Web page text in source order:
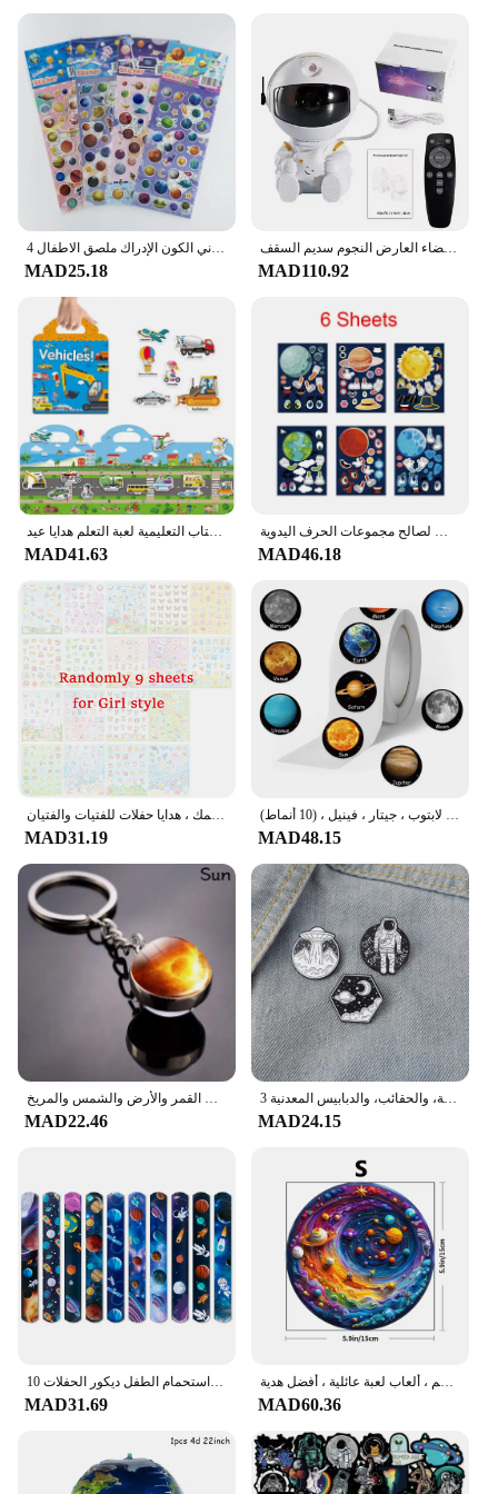
conversation starter that can be used for a variety of
occasions, from family gatherings to romantic
evenings. Its adaptable nature means it can be set up
in any room, from a child's bedroom to a cozy living
room, and it's a perfect gift for those who appreciate
the beauty of the cosmos. With its wholesale and
vendor options, it's also an excellent choice for
businesses looking to offer a unique and captivating
experience to their customers.
4 أوراق/مجموعة كوكب الفضاء الكوني الكون الإدراك ملصق الاطفال DIY 3D فقاعة رغوة سكرابوكينغ ملصقات للأطفال الأولاد هدية
MAD25.18
نجمة العارض غالاكسي ليلة ضوء رائد الفضاء الفضاء العارض النجوم سديم السقف LED مصباح لغرفة النوم ديكور المنزل الاطفال هدية
MAD110.92
قابلة لإعادة الاستخدام ملصق كتب اللعب ثلاثية الأبعاد واضحة الحيوان المركبات الفضائية ديناصور ملصق كتاب التعليمية لعبة التعلم هدايا عيد
MAD41.63
ملصقات على شكل كوكب فضائي من 6-24 ورقة للأطفال بتصميم وجه غريب على شكل صاروخ نظام شمسي لتقوم بها بنفسك ألغاز ملصق ألعاب حفلات لصالح مجموعات الحرف اليدوية
MAD46.18
MAD31.19 MAD48.15
MAD22.46
3 قطع من شارات سلسلة استكشاف الفضاء الإبداعية للجنسين، والملابس اليومية، والحقائب، والدبابيس المعدنية
MAD24.15
MAD31.69
لغز خشبي للبالغين والأطفال ، كوكب الفضاء ، لغز على شكل غير منتظم ، ألعاب لعبة عائلية ، أفضل هدية
MAD60.36